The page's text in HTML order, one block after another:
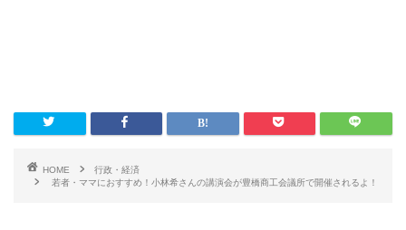
HOME
行政・経済
若者・ママにおすすめ！小林希さんの講演会が豊橋商工会議所で開催されるよ！